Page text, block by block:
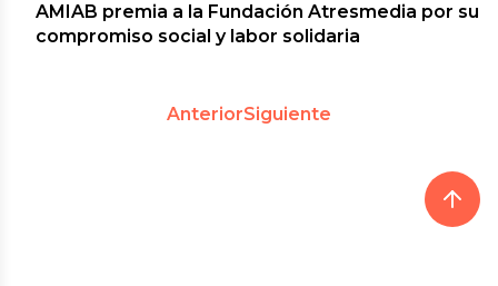
AMIAB premia a la Fundación Atresmedia por su
compromiso social y labor solidaria
AnteriorSiguiente